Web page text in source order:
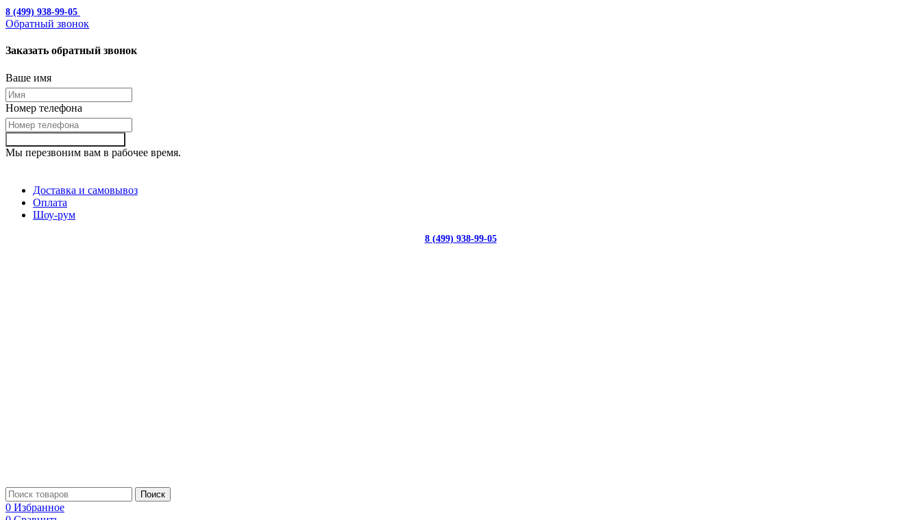
8 (499) 938-99-05
Обратный звонок
Заказать обратный звонок
Ваше имя
Номер телефона
Мы перезвоним вам в рабочее время.
Доставка и самовывоз
Оплата
Шоу-рум
8 (499) 938-99-05
Поиск
0 Избранное